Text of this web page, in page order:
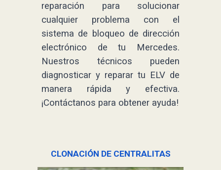
reparación para solucionar
cualquier problema con el
sistema de bloqueo de dirección
electrónico de tu Mercedes.
Nuestros técnicos pueden
diagnosticar y reparar tu ELV de
manera rápida y efectiva.
¡Contáctanos para obtener ayuda!
CLONACIÓN DE CENTRALITAS